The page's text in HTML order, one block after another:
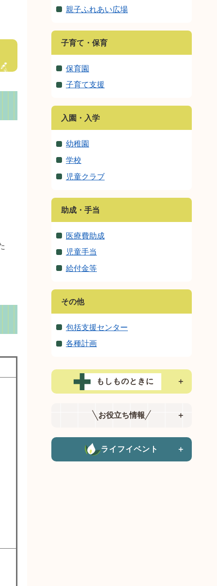
親子ふれあい広場
子育て・保育
保育園
子育て支援
入園・入学
幼稚園
学校
児童クラブ
助成・手当
医療費助成
児童手当
給付金等
その他
包括支援センター
各種計画
もしものときに ＋
お役立ち情報 ＋
ライフイベント ＋